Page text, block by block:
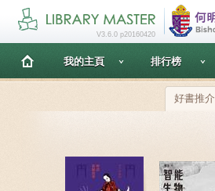
V3.6.0 p20160420
我的主頁 排行榜
好書推介